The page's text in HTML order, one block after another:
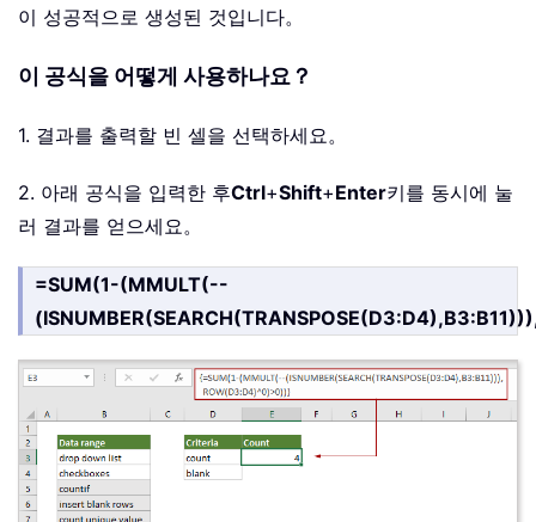
이 성공적으로 생성된 것입니다。
이 공식을 어떻게 사용하나요？
1. 결과를 출력할 빈 셀을 선택하세요。
2. 아래 공식을 입력한 후Ctrl+Shift+Enter키를 동시에 눌
러 결과를 얻으세요。
=SUM(1-(MMULT(--